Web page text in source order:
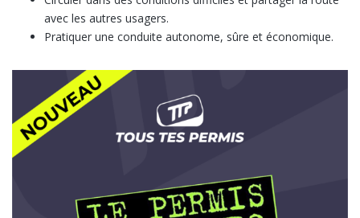
avec les autres usagers.
Pratiquer une conduite autonome, sûre et économique.